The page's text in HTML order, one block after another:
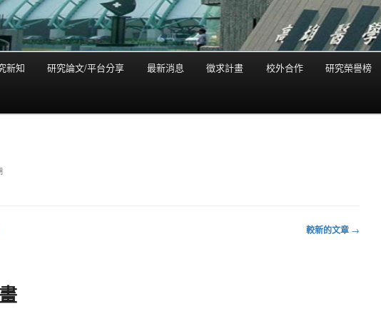
新知 研究論文/平台分享 最新消息 徵求計畫 校外合作 研究榮譽榜
較新的文章 →